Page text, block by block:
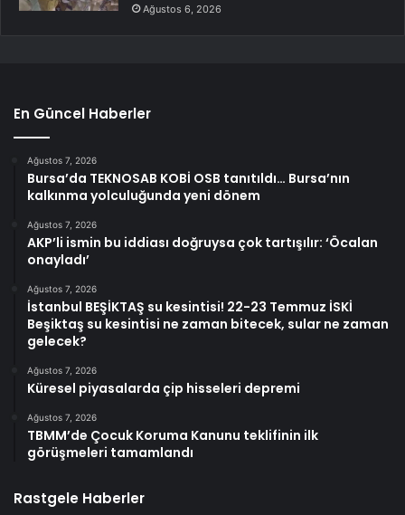
Ağustos 6, 2026
En Güncel Haberler
Ağustos 7, 2026
Bursa’da TEKNOSAB KOBİ OSB tanıtıldı… Bursa’nın
kalkınma yolculuğunda yeni dönem
Ağustos 7, 2026
AKP’li ismin bu iddiası doğruysa çok tartışılır: ‘Öcalan
onayladı’
Ağustos 7, 2026
İstanbul BEŞİKTAŞ su kesintisi! 22-23 Temmuz İSKİ
Beşiktaş su kesintisi ne zaman bitecek, sular ne zaman
gelecek?
Ağustos 7, 2026
Küresel piyasalarda çip hisseleri depremi
Ağustos 7, 2026
TBMM’de Çocuk Koruma Kanunu teklifinin ilk
görüşmeleri tamamlandı
Rastgele Haberler